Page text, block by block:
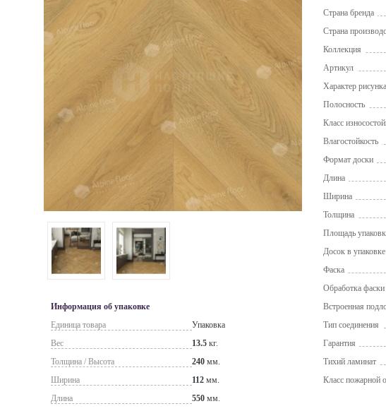
Информация об упаковке
Единица товара
Упаковка
Вес
13.5 кг.
Толщина / Высота
240 мм.
Ширина
112 мм.
Длина
550 мм.
Страна бренда
Страна
Коллекция
Артикул
Характер рисунка
Полосность
Класс
Влагостойкость
Формат доски
Длина
Ширина
Толщина
Площадь
Досок в упаковке
Фаска
Обработка фаски
Встроенная
Тип соединения
Гарантия
Тихий ламинат
Класс пожарной